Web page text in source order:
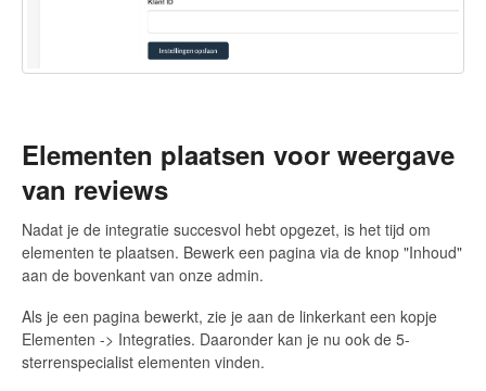
Elementen plaatsen voor weergave
van reviews
Nadat je de integratie succesvol hebt opgezet, is het tijd om
elementen te plaatsen. Bewerk een pagina via de knop "Inhoud"
aan de bovenkant van onze admin.
Als je een pagina bewerkt, zie je aan de linkerkant een kopje
Elementen -> Integraties. Daaronder kan je nu ook de 5-
sterrenspecialist elementen vinden.